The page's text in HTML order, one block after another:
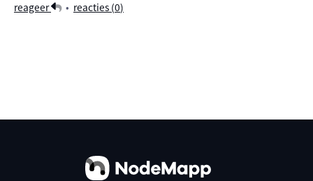
reageer • reacties (0)